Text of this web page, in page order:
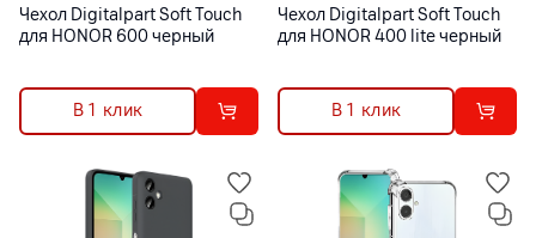
Чехол Digitalpart Soft Touch
для HONOR 600 черный
В 1 клик
Чехол Digitalpart Soft Touch
для HONOR 400 lite черный
В 1 клик